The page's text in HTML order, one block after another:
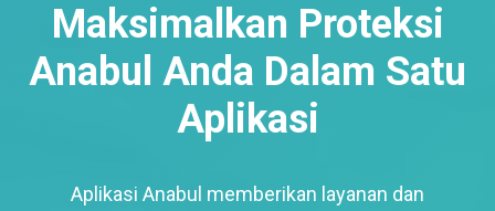
Maksimalkan Proteksi
Anabul Anda Dalam Satu
Aplikasi
Aplikasi Anabul memberikan layanan dan